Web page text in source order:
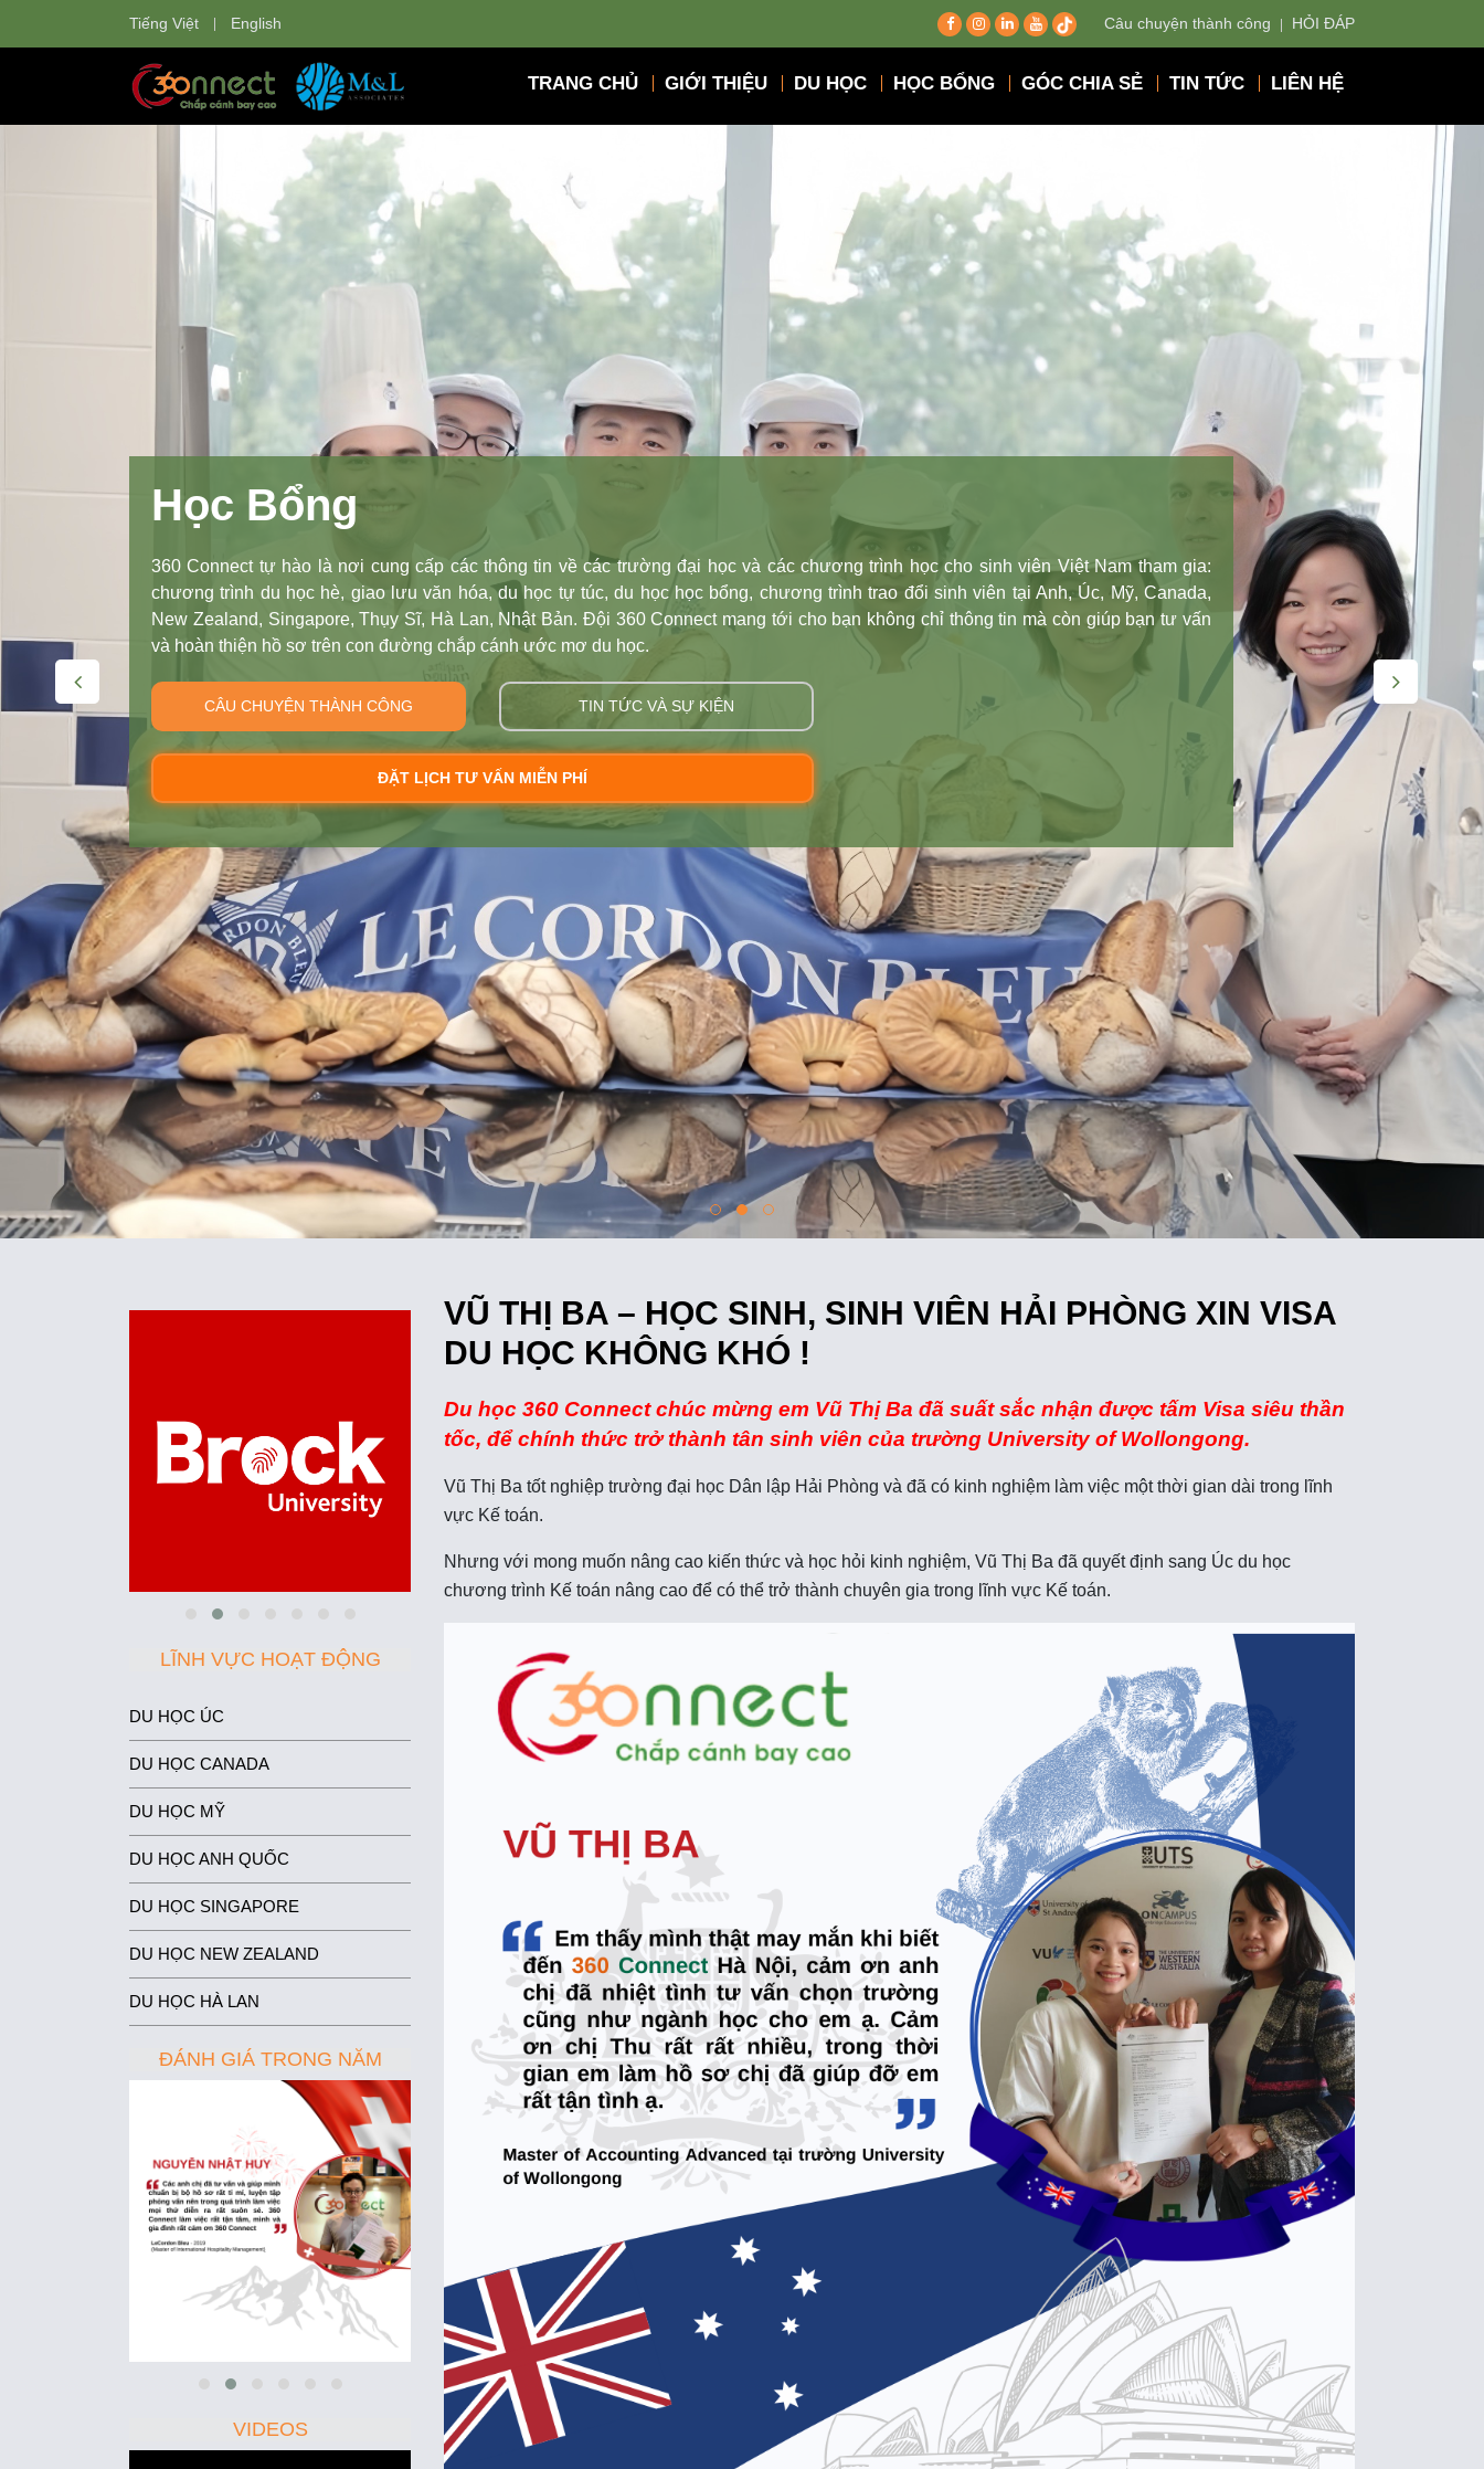
Tiếng Việt English Câu chuyện thành công HỎI ĐÁP
TRANG CHỦ GIỚI THIỆU DU HỌC HỌC BỔNG GÓC CHIA SẺ TIN TỨC LIÊN HỆ
Học Bổng
360 Connect tự hào là nơi cung cấp các thông tin về các trường đại học và các chương trình học cho sinh viên Việt Nam tham gia:
chương trình du học hè, giao lưu văn hóa, du học tự túc, du học học bổng, chương trình trao đổi sinh viên tại Anh, Úc, Mỹ, Canada,
New Zealand, Singapore, Thụy Sĩ, Hà Lan, Nhật Bản. Đội 360 Connect mang tới cho bạn không chỉ thông tin mà còn giúp bạn tư vấn
và hoàn thiện hồ sơ trên con đường chắp cánh ước mơ du học.
CÂU CHUYỆN THÀNH CÔNG TIN TỨC VÀ SỰ KIỆN
ĐẶT LỊCH TƯ VẤN MIỄN PHÍ
LĨNH VỰC HOẠT ĐỘNG
DU HỌC ÚC
DU HỌC CANADA
DU HỌC MỸ
DU HỌC ANH QUỐC
DU HỌC SINGAPORE
DU HỌC NEW ZEALAND
DU HỌC HÀ LAN
ĐÁNH GIÁ TRONG NĂM
VIDEOS
VŨ THỊ BA – HỌC SINH, SINH VIÊN HẢI PHÒNG XIN VISA
DU HỌC KHÔNG KHÓ !
Du học 360 Connect chúc mừng em Vũ Thị Ba đã suất sắc nhận được tấm Visa siêu thần
tốc, để chính thức trở thành tân sinh viên của trường University of Wollongong.
Vũ Thị Ba tốt nghiệp trường đại học Dân lập Hải Phòng và đã có kinh nghiệm làm việc một thời gian dài trong lĩnh
vực Kế toán.
Nhưng với mong muốn nâng cao kiến thức và học hỏi kinh nghiệm, Vũ Thị Ba đã quyết định sang Úc du học
chương trình Kế toán nâng cao để có thể trở thành chuyên gia trong lĩnh vực Kế toán.